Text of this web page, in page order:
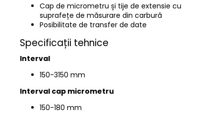
Cap de micrometru și tije de extensie cu
suprafețe de măsurare din carbură
Posibilitate de transfer de date
Specificații tehnice
Interval
150-3150 mm
Interval cap micrometru
150-180 mm